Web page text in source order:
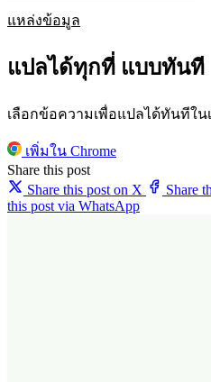
แหล่งข้อมูล
แปลได้ทุกที่ แบบทันที
เลือกข้อความเพื่อแปลได้ทันทีใ
เพิ่มใน Chrome
Share this post
Share this post on X
Share
this post via WhatsApp